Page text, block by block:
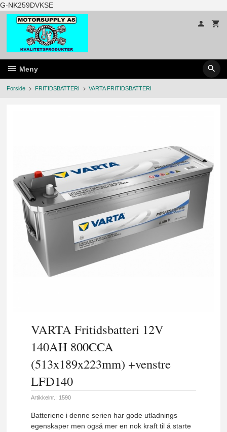
G-NK259DVKSEGå
til
innholdet
Meny
Forside FRITIDSBATTERI VARTA FRITIDSBATTERI
VARTA Fritidsbatteri 12V
140AH 800CCA
(513x189x223mm) +venstre
LFD140
Artikkelnr.: 1590
Batteriene i denne serien har gode utladnings
egenskaper men også mer en nok kraft til å starte